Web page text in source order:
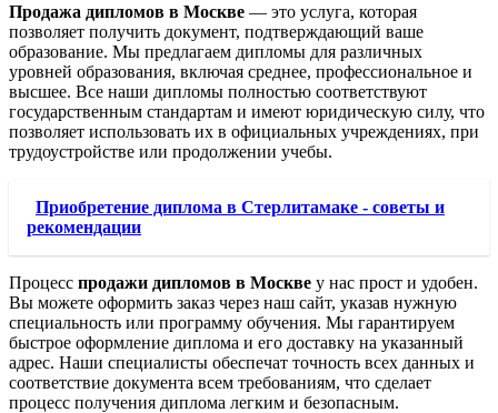
Продажа дипломов в Москве — это услуга, которая
позволяет получить документ, подтверждающий ваше
образование. Мы предлагаем дипломы для различных
уровней образования, включая среднее, профессиональное и
высшее. Все наши дипломы полностью соответствуют
государственным стандартам и имеют юридическую силу, что
позволяет использовать их в официальных учреждениях, при
трудоустройстве или продолжении учебы.
Приобретение диплома в Стерлитамаке - советы и
рекомендации
Процесс продажи дипломов в Москве у нас прост и удобен.
Вы можете оформить заказ через наш сайт, указав нужную
специальность или программу обучения. Мы гарантируем
быстрое оформление диплома и его доставку на указанный
адрес. Наши специалисты обеспечат точность всех данных и
соответствие документа всем требованиям, что сделает
процесс получения диплома легким и безопасным.